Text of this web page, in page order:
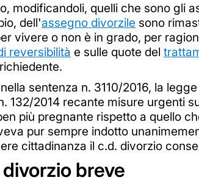
modificandoli, quelli che sono gli
dell'assegno divorzile sono
vivere o non è in grado, per
reversibilità e sulle quote del
sentenza n. 3110/2016, la
132/2014 recante misure urgenti
più pregnante rispetto a quello
pur sempre indotto
cittadinanza il c.d. divorzio
breve